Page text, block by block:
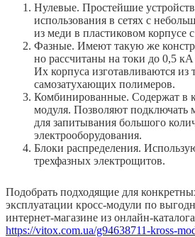
Нулевые. Простейшие
использования в сетях с
из меди в пластиковом корпусе
Фазные. Имеют такую же
но рассчитаны на токи до 0,5
Их корпуса изготавливаются из
самозатухающих полимеров.
Комбинированные. Содержат в
модуля. Позволяют подключать
для запитывания большого
электрооборудования.
Блоки распределения.
трехфазных электрощитов.
Подобрать подходящие для
эксплуатации кросс-модули по
интернет-магазине из онлайн-
https://vitox.com.ua/g94638711-kross-